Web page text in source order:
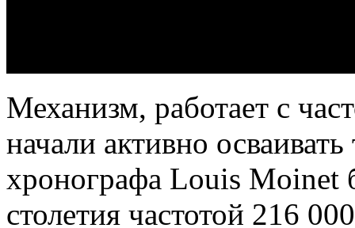
Механизм, работает с
начали активно
хронографа Louis Moinet
столетия частотой 216